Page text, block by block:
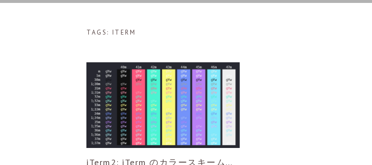
TAGS: ITERM
iTerm2: iTerm のカラースキームを